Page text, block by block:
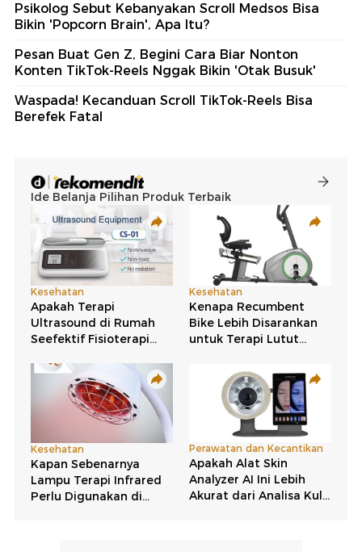
Psikolog Sebut Kebanyakan Scroll Medsos Bisa
Bikin 'Popcorn Brain', Apa Itu?
Pesan Buat Gen Z, Begini Cara Biar Nonton
Konten TikTok-Reels Nggak Bikin 'Otak Busuk'
Waspada! Kecanduan Scroll TikTok-Reels Bisa
Berefek Fatal